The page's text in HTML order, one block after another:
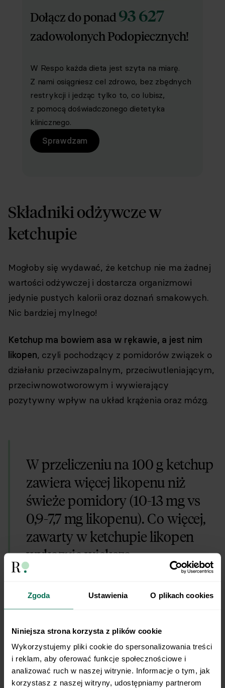
Zgoda Ustawienia O plikach cookies
Niniejsza strona korzysta z plików cookie
Wykorzystujemy pliki cookie do spersonalizowania treści
i reklam, aby oferować funkcje społecznościowe i
analizować ruch w naszej witrynie. Informacje o tym, jak
korzystasz z naszej witryny, udostępniamy partnerom
Dołącz do ponad93 627
zadowolonych Podopiecznych!
W Respo każda dieta jest szyta na miarę.
Z nami osiągniesz cel zdrowo, bez zbędnych
restrykcji i jedząc tylko to, co lubisz,
z pomocą doświadczonego dietetyka
klinicznego.
Sprawdzam
Składniki odżywcze w
ketchupie
Mogłoby się wydawać, że ketchup nie ma żadnej
wartości odżywczej i dostarcza organizmowi
jedynie pustych kalorii oraz doznań smakowych.
Nic bardziej mylnego!
Ketchup ma bowiem asa w rękawie, a jest nim
likopen, czyli pochodzący z pomidorów związek o
działaniu przeciwzapalnym, przeciwutleniającym,
przeciwnowotworowym i wywierający
pozytywny wpływ na układ krążenia oraz mózg.
W przeliczeniu na 100 g ketchup
zawiera więcej likopenu niż
świeże pomidory (10-13 mg vs
0,9-7,7 mg likopenu). Co więcej,
zawarty w ketchupie likopen
wykazuje większą
biodostępność niż likopen ze
świeżych pomidorów.
Główną żywieniową zaletą ketchupu jest więc
wysoka zawartość likopenu. Sos ten jest też